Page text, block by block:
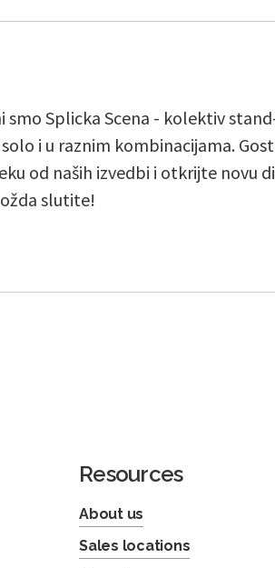
smo Splicka Scena - kolektiv
i u raznim kombinacijama.
od naših izvedbi i otkrijte novu
slutite!
Resources
About us
Sales locations